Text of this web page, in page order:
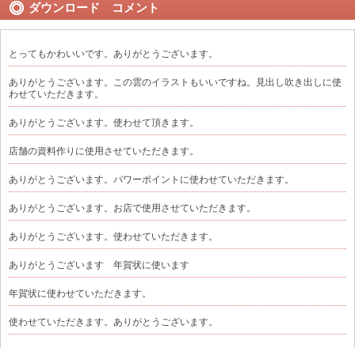
ダウンロード コメント
とってもかわいいです。ありがとうございます。
ありがとうございます。この雲のイラストもいいですね。見出し吹き出しに使
わせていただきます。
ありがとうございます。使わせて頂きます。
店舗の資料作りに使用させていただきます。
ありがとうございます。パワーポイントに使わせていただきます。
ありがとうございます。お店で使用させていただきます。
ありがとうございます。使わせていただきます。
ありがとうございます 年賀状に使います
年賀状に使わせていただきます。
使わせていただきます。ありがとうございます。